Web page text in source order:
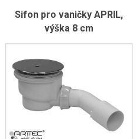
Sifon pro vaničky APRIL,
výška 8 cm